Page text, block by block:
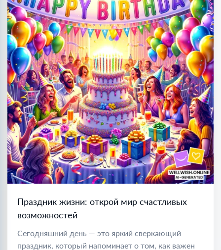
Праздник жизни: открой мир счастливых
возможностей
Сегодняшний день — это яркий сверкающий
праздник, который напоминает о том, как важен